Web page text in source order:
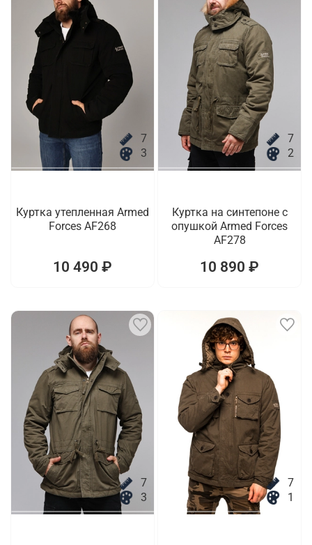
7
3
Куртка утепленная Armed
Forces AF268
10 490 ₽
7
2
Куртка на синтепоне с
опушкой Armed Forces
AF278
10 890 ₽
7
3
7
1